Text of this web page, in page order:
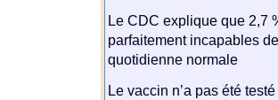
Le CDC explique que 2,7
parfaitement incapables
quotidienne normale
Le vaccin n’a pas été